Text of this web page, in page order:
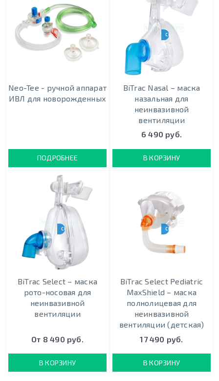
Neo-Tee - ручной аппарат
ИВЛ для новорожденных
ПОДРОБНЕЕ
CPAP-BPAP-НВЛ
BiTrac Nasal – маска
назальная для
неинвазивной
вентиляции
6 490 руб.
В КОРЗИНУ
CPAP-BPAP-НВЛ
BiTrac Select – маска
рото-носовая для
неинвазивной
вентиляции
От 8 490 руб.
В КОРЗИНУ
CPAP-BPAP-НВЛ
BiTrac Select Pediatric
MaxShield – маска
полнолицевая для
неинвазивной
вентиляции (детская)
17 490 руб.
В КОРЗИНУ